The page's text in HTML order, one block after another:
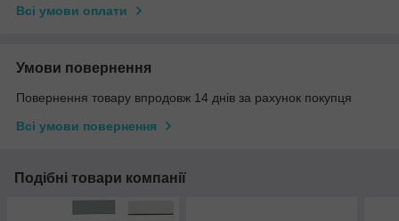
Всі умови оплати
Умови повернення
Повернення товару впродовж 14 днів за рахунок покупця
Всі умови повернення
Подібні товари компанії